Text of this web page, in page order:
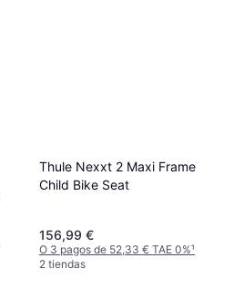
Thule Nexxt 2 Maxi Frame
Child Bike Seat
156,99 €
O 3 pagos de 52,33 € TAE 0%¹
2 tiendas